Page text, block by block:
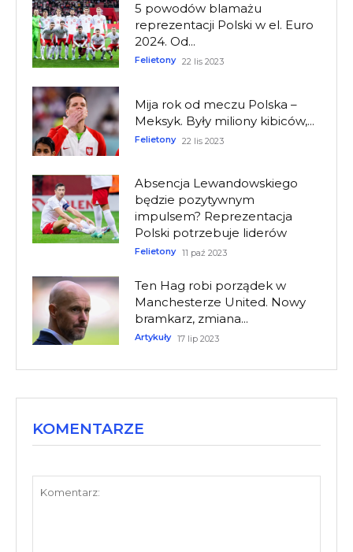
5 powodów blamażu
reprezentacji Polski w el. Euro
2024. Od...
Felietony 22 lis 2023
Mija rok od meczu Polska –
Meksyk. Były miliony kibiców,...
Felietony 22 lis 2023
Absencja Lewandowskiego
będzie pozytywnym
impulsem? Reprezentacja
Polski potrzebuje liderów
Felietony 11 paź 2023
Ten Hag robi porządek w
Manchesterze United. Nowy
bramkarz, zmiana...
Artykuły 17 lip 2023
KOMENTARZE